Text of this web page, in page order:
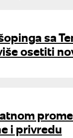
sa
osetiti
i privredu